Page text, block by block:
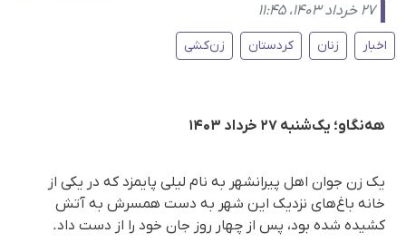
۲۷ خرداد ۱۴۰۳، ۱۱:۴۵
اخبار زنان کردستان زن‌کشی
هه‌نگاو؛ یک‌شنبه ۲۷ خرداد ۱۴۰۳
یک زن جوان اهل پیرانشهر به نام لیلی پایمزد که در یکی از
خانه باغ‌های نزدیک این شهر به دست همسرش به آتش
کشیده شده بود، پس از چهار روز جان خود را از دست داد.